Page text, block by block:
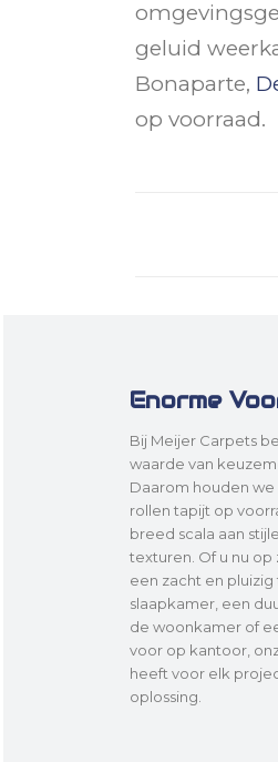
geluid
Bonaparte,
op voorraad.
Enorme
Bij Meijer Carpets
waarde van
Daarom houden
rollen tapijt op
breed scala aan
texturen. Of u nu
een zacht en
slaapkamer, een
de woonkamer of
voor op kantoor,
heeft voor elk
oplossing.